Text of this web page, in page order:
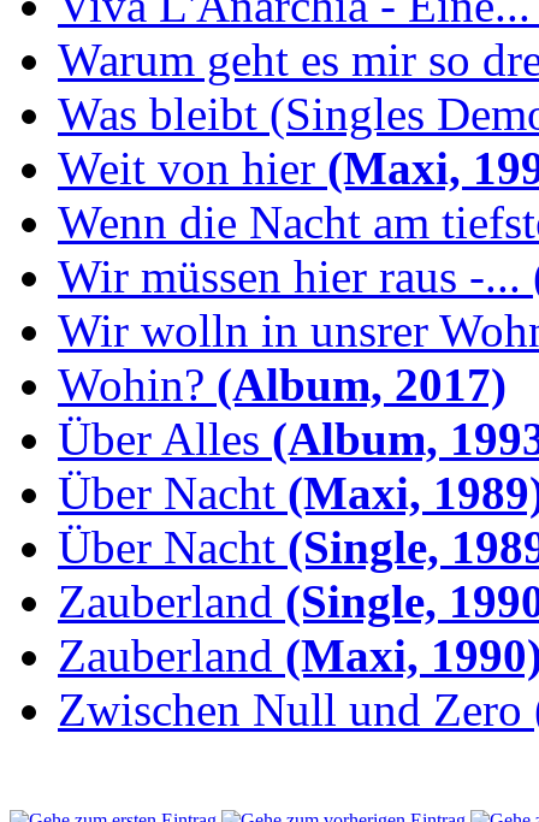
Warum geht es mir so
Was bleibt (Singles
Weit von hier (Maxi,
Wenn die Nacht am
Wir müssen hier raus -...
Wir wolln in unsrer
Wohin? (Album, 2017)
Über Alles (Album,
Über Nacht (Maxi,
Über Nacht (Single,
Zauberland (Single,
Zauberland (Maxi,
Zwischen Null und Zero